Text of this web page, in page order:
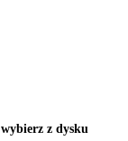
z dysku